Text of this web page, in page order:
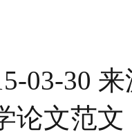
03-30 来
论文范